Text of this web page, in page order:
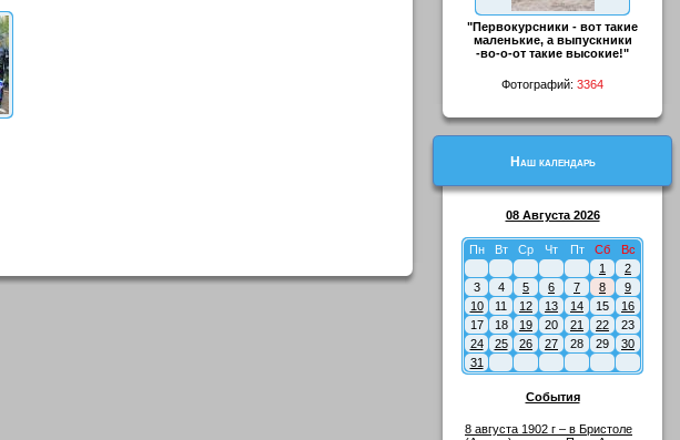
"Первокурсники - вот такие
маленькие, а выпускники
-во-о-от такие высокие!"
Фотографий: 3364
Наш календарь
08 Августа 2026
Пн Вт Ср Чт Пт Сб
Вс
1
2
3
4 5 6 7 8
9
10
11 12 13 14 15
16
17
18 19 20 21 22
23
24
25 26 27 28 29
30
31
События
8 августа 1902 г – в Бристоле